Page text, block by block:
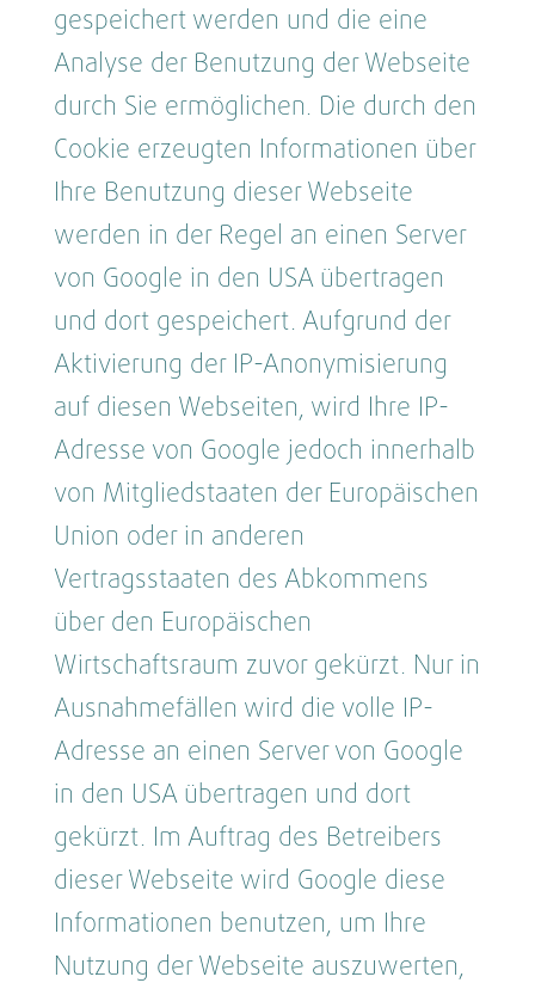
gespeichert werden und die eine
Analyse der Benutzung der Webseite
durch Sie ermöglichen. Die durch den
Cookie erzeugten Informationen über
Ihre Benutzung dieser Webseite
werden in der Regel an einen Server
von Google in den USA übertragen
und dort gespeichert. Aufgrund der
Aktivierung der IP-Anonymisierung
auf diesen Webseiten, wird Ihre IP-
Adresse von Google jedoch innerhalb
von Mitgliedstaaten der Europäischen
Union oder in anderen
Vertragsstaaten des Abkommens
über den Europäischen
Wirtschaftsraum zuvor gekürzt. Nur in
Ausnahmefällen wird die volle IP-
Adresse an einen Server von Google
in den USA übertragen und dort
gekürzt. Im Auftrag des Betreibers
dieser Webseite wird Google diese
Informationen benutzen, um Ihre
Nutzung der Webseite auszuwerten,